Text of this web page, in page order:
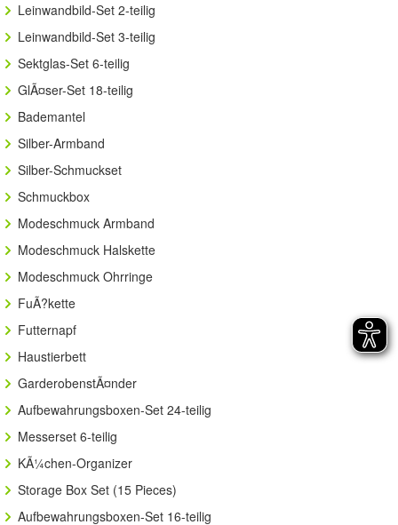
Leinwandbild-Set 2-teilig
Leinwandbild-Set 3-teilig
Sektglas-Set 6-teilig
GlÃ¤ser-Set 18-teilig
Bademantel
Silber-Armband
Silber-Schmuckset
Schmuckbox
Modeschmuck Armband
Modeschmuck Halskette
Modeschmuck Ohrringe
FuÃ?kette
Futternapf
Haustierbett
GarderobenstÃ¤nder
Aufbewahrungsboxen-Set 24-teilig
Messerset 6-teilig
KÃ¼chen-Organizer
Storage Box Set (15 Pieces)
Aufbewahrungsboxen-Set 16-teilig